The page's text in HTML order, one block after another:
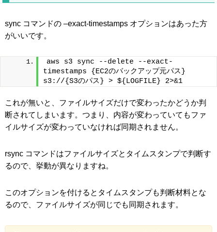
sync コマンドの –exact-timestamps オプションはあった方
がいいです。
aws s3 sync --delete --exact-
timestamps {EC2のバックアップ元パス}
s3://{S3のパス} > ${LOGFILE} 2>&1
これが無いと、ファイルサイズだけで変わったかどうか判
断されてしまいます。つまり、内容が変わっていてもファ
イルサイズが変わっていなければ同期されません。
rsync コマンドはファイルサイズとタイムスタンプで判断す
るので、挙動が異なりますね。
このオプションを付けるとタイムスタンプも判断材料とな
るので、ファイルサイズが同じでも同期されます。